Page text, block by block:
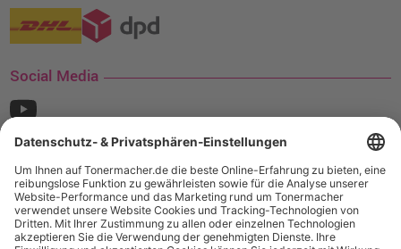
Social Media
¹ Nur gültig für den Versand innerhalb Deutschlands. Befindet sich ein Warenwert
von mindestens 35€ (inkl. Mwst.) an Ampertec Artikeln in Ihrem Warenkorb, ist der
Versand für Sie kostenfrei.